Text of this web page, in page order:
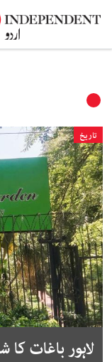
تاریخ
لاہور باغات